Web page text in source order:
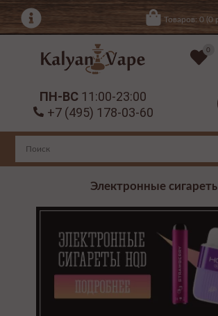
Товаров: 0 (0
0
ПН-ВС 11:00-23:00
+7 (495) 178-03-60
Электронные